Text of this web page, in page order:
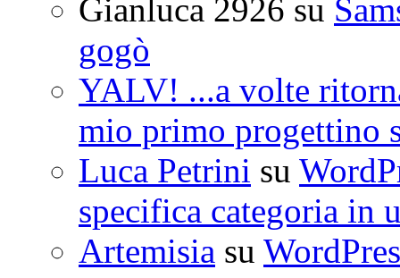
Gianluca 2926 su
gogò
YALV! ...a volte
mio primo progettino
Luca Petrini su
specifica categoria in
Artemisia su